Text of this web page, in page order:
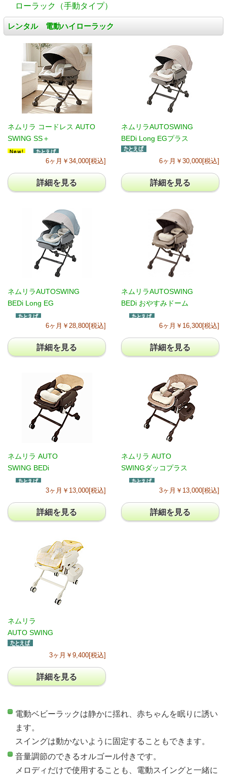
ローラック（手動タイプ）
レンタル 電動ハイローラック
ネムリラ コードレス AUTO
SWING SS＋
6ヶ月￥34,000[税込]
詳細を見る
ネムリラAUTOSWING
BEDi Long EGプラス
6ヶ月￥30,000[税込]
詳細を見る
ネムリラAUTOSWING
BEDi Long EG
6ヶ月￥28,800[税込]
詳細を見る
ネムリラAUTOSWING
BEDi おやすみドーム
6ヶ月￥16,300[税込]
詳細を見る
ネムリラ AUTO
SWING BEDi
3ヶ月￥13,000[税込]
詳細を見る
ネムリラ AUTO
SWINGダッコプラス
3ヶ月￥13,000[税込]
詳細を見る
ネムリラ
AUTO SWING
3ヶ月￥9,400[税込]
詳細を見る
電動ベビーラックは静かに揺れ、赤ちゃんを眠りに誘い
ます。
スイングは動かないように固定することもできます。
音量調節のできるオルゴール付きです。
メロディだけで使用することも、電動スイングと一緒に